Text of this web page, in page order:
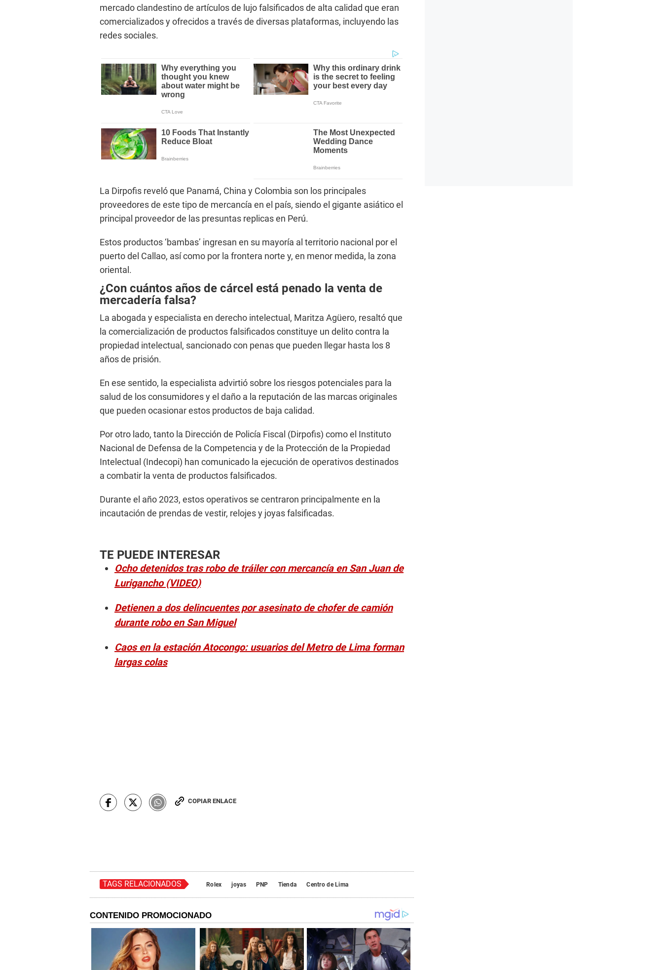
mercado clandestino de artículos de lujo falsificados de alta calidad que eran
comercializados y ofrecidos a través de diversas plataformas, incluyendo las
redes sociales.
La Dirpofis reveló que Panamá, China y Colombia son los principales
proveedores de este tipo de mercancía en el país, siendo el gigante asiático el
principal proveedor de las presuntas replicas en Perú.
Estos productos ‘bambas’ ingresan en su mayoría al territorio nacional por el
puerto del Callao, así como por la frontera norte y, en menor medida, la zona
oriental.
¿Con cuántos años de cárcel está penado la venta de
mercadería falsa?
La abogada y especialista en derecho intelectual, Maritza Agüero, resaltó que
la comercialización de productos falsificados constituye un delito contra la
propiedad intelectual, sancionado con penas que pueden llegar hasta los 8
años de prisión.
En ese sentido, la especialista advirtió sobre los riesgos potenciales para la
salud de los consumidores y el daño a la reputación de las marcas originales
que pueden ocasionar estos productos de baja calidad.
Por otro lado, tanto la Dirección de Policía Fiscal (Dirpofis) como el Instituto
Nacional de Defensa de la Competencia y de la Protección de la Propiedad
Intelectual (Indecopi) han comunicado la ejecución de operativos destinados
a combatir la venta de productos falsificados.
Durante el año 2023, estos operativos se centraron principalmente en la
incautación de prendas de vestir, relojes y joyas falsificadas.
TE PUEDE INTERESAR
Ocho detenidos tras robo de tráiler con mercancía en San Juan de
Lurigancho (VIDEO)
Detienen a dos delincuentes por asesinato de chofer de camión
durante robo en San Miguel
Caos en la estación Atocongo: usuarios del Metro de Lima forman
largas colas
COPIAR ENLACE
TAGS RELACIONADOS Rolex joyas PNP Tienda Centro de Lima